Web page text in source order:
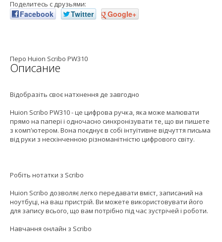
Поделитесь с друзьями:
Facebook Twitter Google+
Описание
Перо Huion Scribo PW310
Відобразіть своє натхнення де завгодно
Huion Scribo PW310 - це цифрова ручка, яка може малювати
прямо на папері і одночасно синхронізувати те, що ви пишете
з комп'ютером. Вона поєднує в собі інтуїтивне відчуття письма
від руки з нескінченною різноманітністю цифрового світу.
Робіть нотатки з Scribo
Huion Scribo дозволяє легко передавати вміст, записаний на
ноутбуці, на ваш пристрій. Ви можете використовувати його
для запису всього, що вам потрібно під час зустрічей і роботи.
Навчання онлайн з Scribo